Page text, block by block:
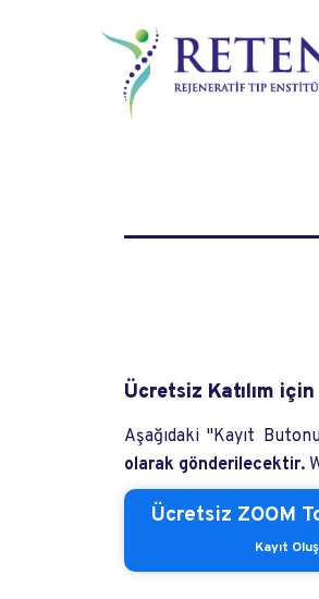
Ücretsiz Katılım
Aşağıdaki "Kayıt
olarak gönderilecektir.
Ücretsiz ZOOM
Kayıt